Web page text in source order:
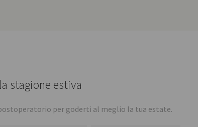
stagione estiva
per goderti al meglio la tua estate.